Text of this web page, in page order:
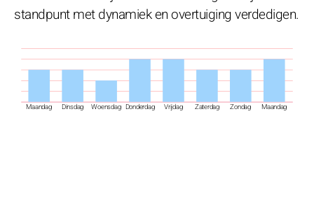
Maandag Dinsdag Woensdag Donderdag Vrijdag Zaterdag Zondag Maandag
standpunt met dynamiek en overtuiging verdedigen.